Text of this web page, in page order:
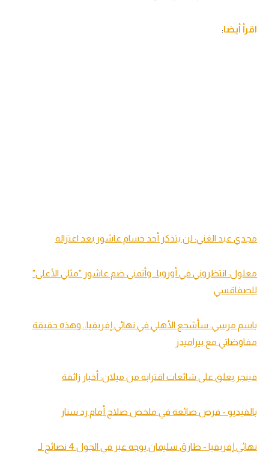
اقرأ أيضا:
مجدي عبد الغني: لن يتذكر أحد حسام عاشور بعد اعتزاله
معلول: انتظروني في أوروبا.. وأتمنى ضم عاشور "مثلي الأعلى"
للصفاقسي
باسم مرسي: سأشجع الأهلي في نهائي إفريقيا.. وهذه حقيقة
مفاوضاتي مع بيراميدز
فينجر يعلق على شائعات اقترابه من ميلان: أخبار زائفة
بالفيديو - فرص ضائعة في ملخص صلاح أمام رد ستار
نهائي إفريقيا - طارق سليمان يوجه عبر في الجول 4 نصائح لـ